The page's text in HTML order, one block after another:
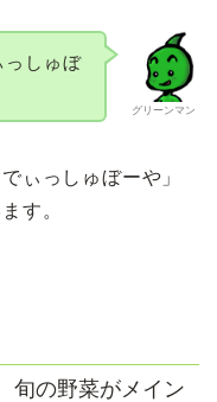
グリーンマン
っしゅぼ
ぃっしゅぼーや」
す。
旬の野菜がメイン